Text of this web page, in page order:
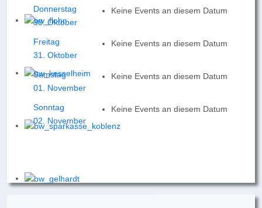
Donnerstag
30. Oktober
Keine Events an diesem Datum
Freitag
31. Oktober
Keine Events an diesem Datum
Samstag
01. November
Keine Events an diesem Datum
Sonntag
02. November
Keine Events an diesem Datum